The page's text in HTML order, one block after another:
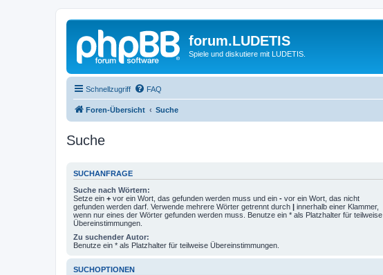
forum.LUDETIS
Spiele und diskutiere mit LUDETIS.
Schnellzugriff FAQ
Foren-Übersicht Suche
Suche
SUCHANFRAGE
Suche nach Wörtern:
Setze ein + vor ein Wort, das gefunden werden muss und ein - vor ein Wort, das nicht
gefunden werden darf. Verwende mehrere Wörter getrennt durch | innerhalb einer Klammer,
wenn nur eines der Wörter gefunden werden muss. Benutze ein * als Platzhalter für teilweise
Übereinstimmungen.
Zu suchender Autor:
Benutze ein * als Platzhalter für teilweise Übereinstimmungen.
SUCHOPTIONEN